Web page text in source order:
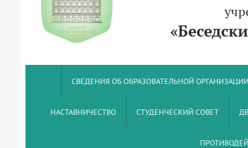
СВЕДЕНИЯ ОБ ОБРАЗОВАТЕЛЬНОЙ ОРГАНИЗАЦИИ
НАСТАВНИЧЕСТВО СТУДЕНЧЕСКИЙ СОВЕТ